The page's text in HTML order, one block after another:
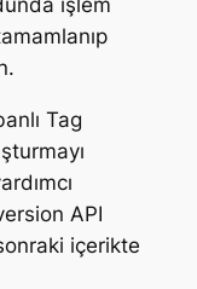
Tag
API
içerikte